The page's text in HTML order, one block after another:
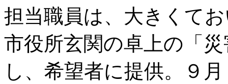
担当職員は、大きくて
市役所玄関の卓上の「
し、希望者に提供。９